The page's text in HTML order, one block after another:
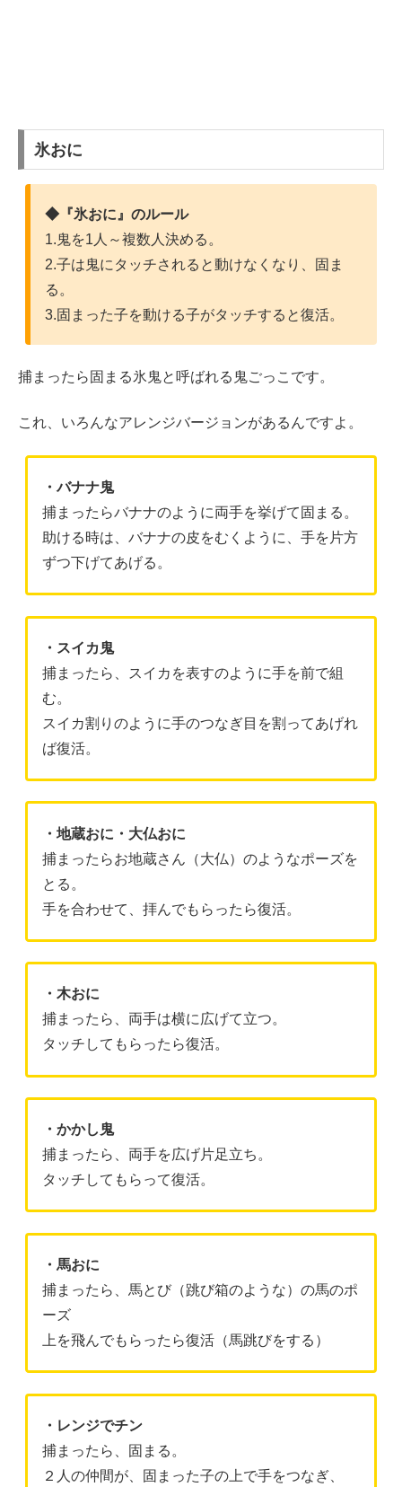
氷おに
◆『氷おに』のルール
1.鬼を1人～複数人決める。
2.子は鬼にタッチされると動けなくなり、固ま
る。
3.固まった子を動ける子がタッチすると復活。
捕まったら固まる氷鬼と呼ばれる鬼ごっこです。
これ、いろんなアレンジバージョンがあるんですよ。
・バナナ鬼
捕まったらバナナのように両手を挙げて固まる。
助ける時は、バナナの皮をむくように、手を片方
ずつ下げてあげる。
・スイカ鬼
捕まったら、スイカを表すのように手を前で組
む。
スイカ割りのように手のつなぎ目を割ってあげれ
ば復活。
・地蔵おに・大仏おに
捕まったらお地蔵さん（大仏）のようなポーズを
とる。
手を合わせて、拝んでもらったら復活。
・木おに
捕まったら、両手は横に広げて立つ。
タッチしてもらったら復活。
・かかし鬼
捕まったら、両手を広げ片足立ち。
タッチしてもらって復活。
・馬おに
捕まったら、馬とび（跳び箱のような）の馬のポ
ーズ
上を飛んでもらったら復活（馬跳びをする）
・レンジでチン
捕まったら、固まる。
２人の仲間が、固まった子の上で手をつなぎ、